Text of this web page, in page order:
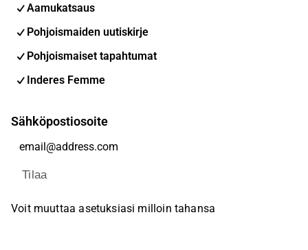
Aamukatsaus
Pohjoismaiden uutiskirje
Pohjoismaiset tapahtumat
Inderes Femme
Sähköpostiosoite
Tilaa
Voit muuttaa asetuksiasi milloin tahansa